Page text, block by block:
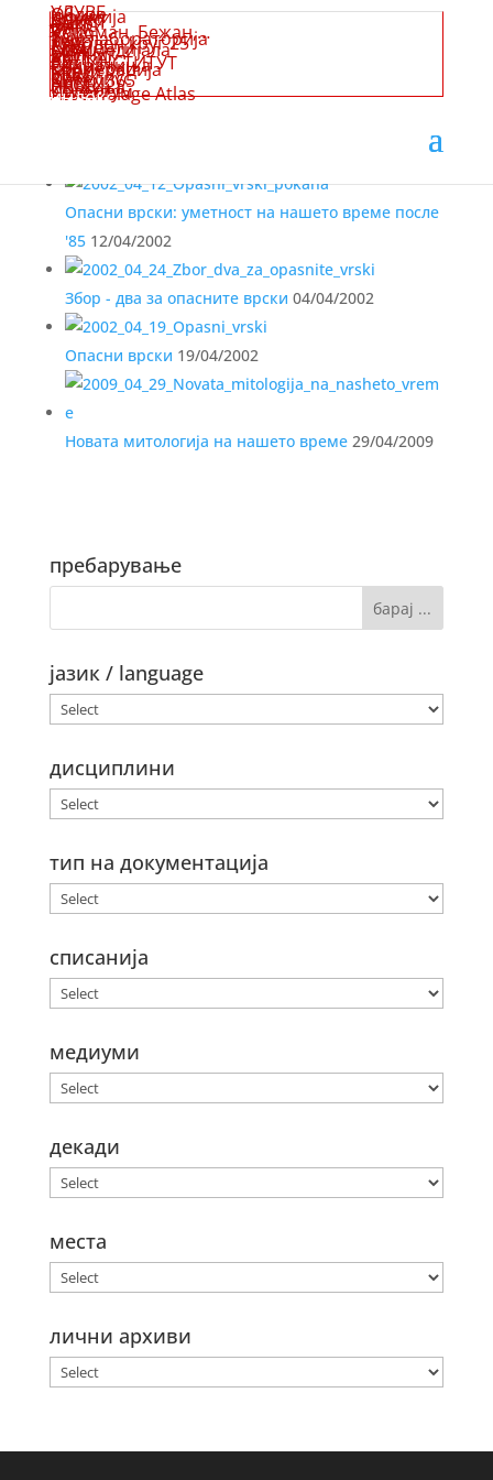
УЛУВБ
Облик
Јефимија
Денес
ВДИСТ
Мугри
КИКС
Јуни
77
Коџоман, Бежан,…
УСТА
1ам
Туш лабораторија
Зеро
Ликовен круг 25
Круг
Елементи
Архимедијала
ОПА
Мелник
АНП
КАПКА
АУ
Арт ИНСТИТУТ
Свирачиња
Ефемерки
Кооперација
Моми
SЕЕ
Кула
Сибелиус
Патем365
NaN
АКСЦ
СЦ Дуња
Пресек
Колегиум
Assemblage Atlas
индекс
(Од архивата на Вилиќ Небојша)
Опасни врски: уметност на нашето време после
'8512/04/2002
Збор - два за опасните врски 04/04/2002
Опасни врски 19/04/2002
Новата митологија на нашето време29/04/2009
пребарување
јазик / language
дисциплини
тип на документација
списанија
медиуми
декади
места
лични архиви